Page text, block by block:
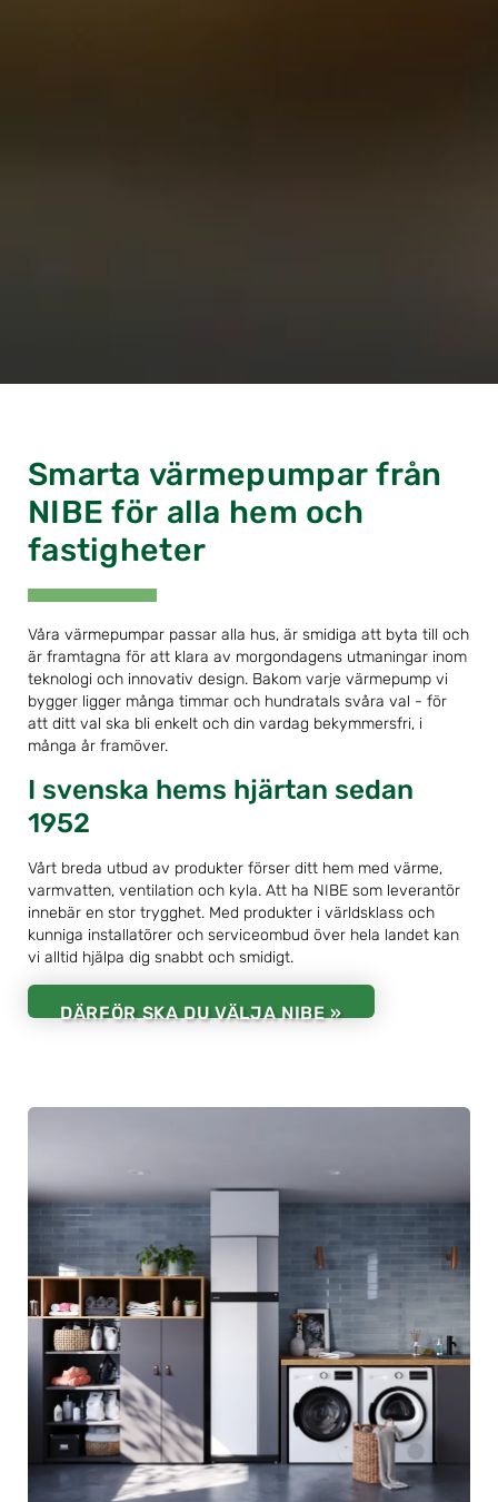
Smarta värmepumpar från
NIBE för alla hem och
fastigheter
Våra värmepumpar passar alla hus, är smidiga att byta till och
är framtagna för att klara av morgondagens utmaningar inom
teknologi och innovativ design. Bakom varje värmepump vi
bygger ligger många timmar och hundratals svåra val - för
att ditt val ska bli enkelt och din vardag bekymmersfri, i
många år framöver.
I svenska hems hjärtan sedan
1952
Vårt breda utbud av produkter förser ditt hem med värme,
varmvatten, ventilation och kyla. Att ha NIBE som leverantör
innebär en stor trygghet. Med produkter i världsklass och
kunniga installatörer och serviceombud över hela landet kan
vi alltid hjälpa dig snabbt och smidigt.
DÄRFÖR SKA DU VÄLJA NIBE »